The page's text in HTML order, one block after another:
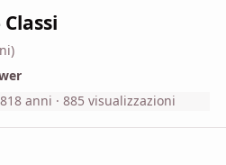
18 anni · 885 visualizzazioni